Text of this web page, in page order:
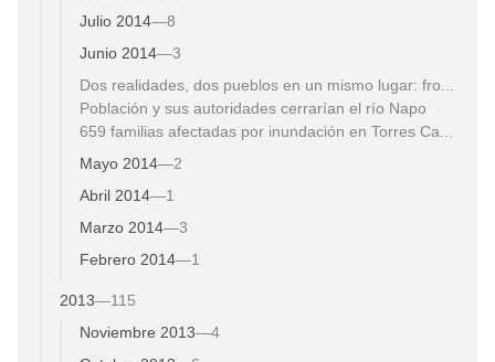
Julio 2014—8
Junio 2014—3
Dos realidades, dos pueblos en un mismo lugar: fro...
Población y sus autoridades cerrarían el río Napo
659 familias afectadas por inundación en Torres Ca...
Mayo 2014—2
Abril 2014—1
Marzo 2014—3
Febrero 2014—1
2013—115
Noviembre 2013—4